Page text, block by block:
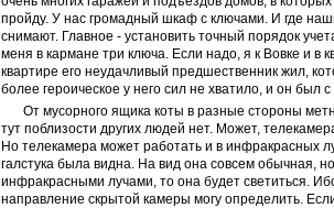
пройду. У нас громадный шкаф с ключами. И где
снимают. Главное - установить точный порядок
меня в кармане три ключа. Если надо, я к Вовке и в
квартире его неудачливый предшественник жил,
более героическое у него сил не хватило, и он был
От мусорного ящика коты в разные стороны
тут поблизости других людей нет. Может,
Но телекамера может работать и в инфракрасных
галстука была видна. На вид она совсем обычная,
инфракрасными лучами, то она будет светиться.
направление скрытой камеры могу определить.